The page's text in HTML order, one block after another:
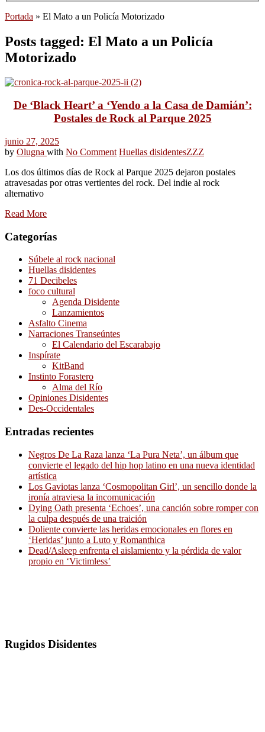
Portada » El Mato a un Policía Motorizado
Posts tagged: El Mato a un Policía
Motorizado
De ‘Black Heart’ a ‘Yendo a la Casa de Damián’:
Postales de Rock al Parque 2025
junio 27, 2025
by Olugna with No Comment Huellas disidentesZZZ
Los dos últimos días de Rock al Parque 2025 dejaron postales
atravesadas por otras vertientes del rock. Del indie al rock
alternativo
Read More
Categorías
Súbele al rock nacional
Huellas disidentes
71 Decibeles
foco cultural
Agenda Disidente
Lanzamientos
Asfalto Cinema
Narraciones Transeúntes
El Calendario del Escarabajo
Inspírate
KitBand
Instinto Forastero
Alma del Río
Opiniones Disidentes
Des-Occidentales
Entradas recientes
Negros De La Raza lanza ‘La Pura Neta’, un álbum que
convierte el legado del hip hop latino en una nueva identidad
artística
Los Gaviotas lanza ‘Cosmopolitan Girl’, un sencillo donde la
ironía atraviesa la incomunicación
Dying Oath presenta ‘Echoes’, una canción sobre romper con
la culpa después de una traición
Doliente convierte las heridas emocionales en flores en
‘Heridas’ junto a Luto y Romanthica
Dead/Asleep enfrenta el aislamiento y la pérdida de valor
propio en ‘Victimless’
Rugidos Disidentes